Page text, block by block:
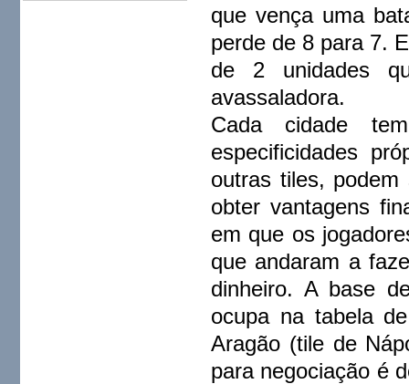
que vença uma
perde de 8 para 7.
de 2 unidades
avassaladora.
Cada cidade
especificidades
outras tiles,
obter vantagens
em que os
que andaram a
dinheiro. A base
ocupa na tabela
Aragão (tile de
para negociação é